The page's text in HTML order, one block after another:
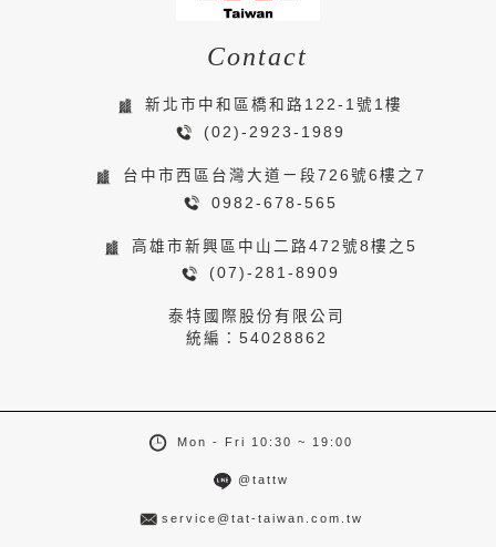
Contact
新北市中和區橋和路122-1號1樓
(02)-2923-1989
台中市西區台灣大道ㄧ段726號6樓之7
0982-678-565
高雄市新興區中山二路472號8樓之5
(07)-281-8909
泰特國際股份有限公司
統編：54028862
Mon - Fri 10:30 ~ 19:00
@tattw
service@tat-taiwan.com.tw